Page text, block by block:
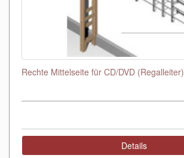
Rechte Mittelseite für CD/DVD (Regalleiter)
Details